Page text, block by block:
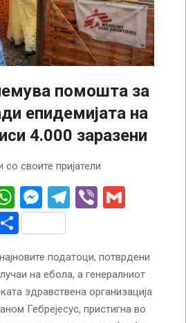
помошта за
епидемијата на
4.000 заразени
своите пријатели
WhatsApp
Messenger
Telegram
Viber
Share
податоци, потврдени
на ебола, а генералниот
здравствена организација
Гебрејесус, пристигна во